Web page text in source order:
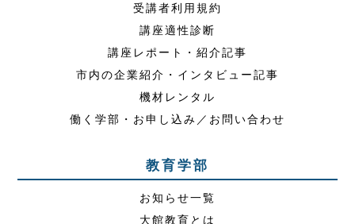
受講者利用規約
講座適性診断
講座レポート・紹介記事
市内の企業紹介・インタビュー記事
機材レンタル
働く学部・お申し込み／お問い合わせ
教育学部
お知らせ一覧
大館教育とは